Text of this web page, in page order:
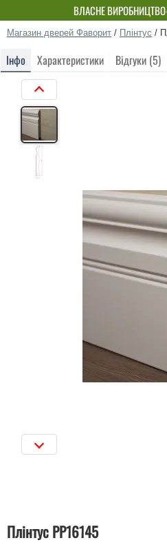
ВЛАСНЕ
Магазин дверей Фаворит / Плінтус /
Інфо Характеристики Відгуки (5)
Плінтус РР16145